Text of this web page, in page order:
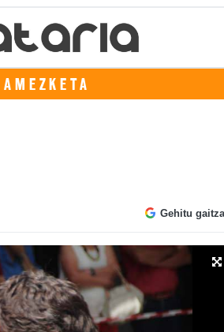
AMEZKETA
Gehitu